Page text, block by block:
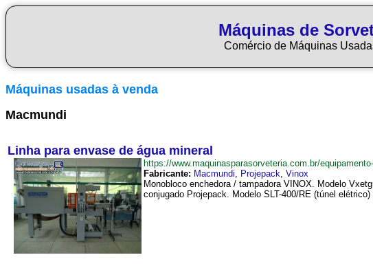
Máquinas de
Comércio de Máquinas
Máquinas usadas à venda
Macmundi
Linha para envase de água mineral
https://www.maquinasparasorveteria.com.br/
Fabricante: Macmundi, Projepack, Vinox
Monobloco enchedora / tampadora VINOX. Modelo
conjugado Projepack. Modelo SLT-400/RE (túnel